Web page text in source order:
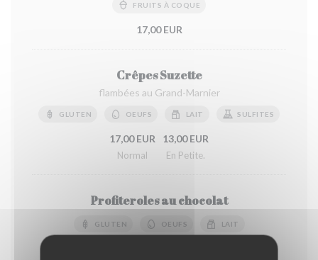
FRUITS À COQUE
17,00 EUR
Crêpes Suzette
flambées au Grand-Marnier
GLUTEN OEUFS LAIT SULFITES
17,00 EUR
Normal
13,00 EUR
En Petite.
Profiteroles au chocolat
GLUTEN OEUFS LAIT